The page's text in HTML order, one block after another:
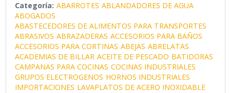
Categoría: ABARROTES ABLANDADORES DE AGUA
ABOGADOS
ABASTECEDORES DE ALIMENTOS PARA TRANSPORTES
ABRASIVOS ABRAZADERAS ACCESORIOS PARA BAÑOS
ACCESORIOS PARA CORTINAS ABEJAS ABRELATAS
ACADEMIAS DE BILLAR ACEITE DE PESCADO BATIDORAS
CAMPANAS PARA COCINAS COCINAS INDUSTRIALES
GRUPOS ELECTROGENOS HORNOS INDUSTRIALES
IMPORTACIONES LAVAPLATOS DE ACERO INOXIDABLE